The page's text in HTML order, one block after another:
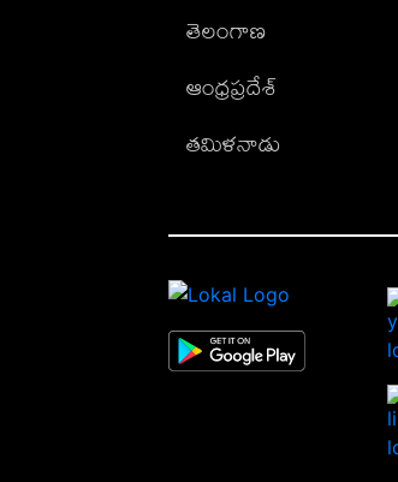
తెలంగాణ
ఆంధ్రప్రదేశ్
తమిళనాడు